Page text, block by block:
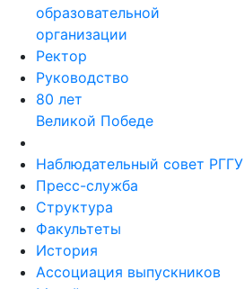
образовательной
организации
Ректор
Руководство
80 лет
Великой Победе
Наблюдательный совет РГГУ
Пресс-служба
Структура
Факультеты
История
Ассоциация выпускников